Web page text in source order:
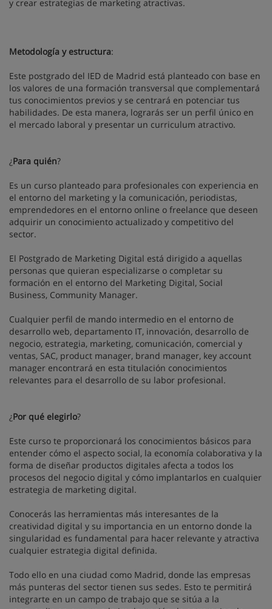
y crear estrategias de marketing atractivas.
Metodología y estructura:
Este postgrado del IED de Madrid está planteado con base en
los valores de una formación transversal que complementará
tus conocimientos previos y se centrará en potenciar tus
habilidades. De esta manera, lograrás ser un perfil único en
el mercado laboral y presentar un curriculum atractivo.
¿Para quién?
Es un curso planteado para profesionales con experiencia en
el entorno del marketing y la comunicación, periodistas,
emprendedores en el entorno online o freelance que deseen
adquirir un conocimiento actualizado y competitivo del
sector.
El Postgrado de Marketing Digital está dirigido a aquellas
personas que quieran especializarse o completar su
formación en el entorno del Marketing Digital, Social
Business, Community Manager.
Cualquier perfil de mando intermedio en el entorno de
desarrollo web, departamento IT, innovación, desarrollo de
negocio, estrategia, marketing, comunicación, comercial y
ventas, SAC, product manager, brand manager, key account
manager encontrará en esta titulación conocimientos
relevantes para el desarrollo de su labor profesional.
¿Por qué elegirlo?
Este curso te proporcionará los conocimientos básicos para
entender cómo el aspecto social, la economía colaborativa y la
forma de diseñar productos digitales afecta a todos los
procesos del negocio digital y cómo implantarlos en cualquier
estrategia de marketing digital.
Conocerás las herramientas más interesantes de la
creatividad digital y su importancia en un entorno donde la
singularidad es fundamental para hacer relevante y atractiva
cualquier estrategia digital definida.
Todo ello en una ciudad como Madrid, donde las empresas
más punteras del sector tienen sus sedes. Esto te permitirá
integrarte en un campo de trabajo que se sitúa a la